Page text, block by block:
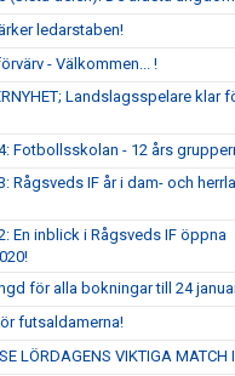
ledarstaben!
- Välkommen... !
Landslagsspelare klar
Fotbollsskolan - 12 års
Rågsveds IF år i dam- och
En inblick i Rågsveds IF öppna
för alla bokningar till 24
futsaldamerna!
LÖRDAGENS VIKTIGA MATCH